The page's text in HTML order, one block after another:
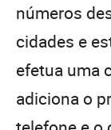
números
cidades e
efetua uma
adiciona o